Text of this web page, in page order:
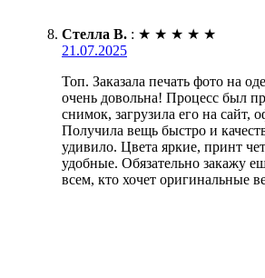
Стелла В. : ★ ★ ★ ★ ★
21.07.2025
Топ. Заказала печать фото на
очень довольна! Процесс был
снимок, загрузила его на сайт,
Получила вещь быстро и
удивило. Цвета яркие, принт
удобные. Обязательно закажу
всем, кто хочет оригинальные